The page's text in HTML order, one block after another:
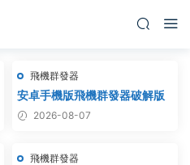
飛機群發器
安卓手機版飛機群發器破解版
2026-08-07
飛機群發器